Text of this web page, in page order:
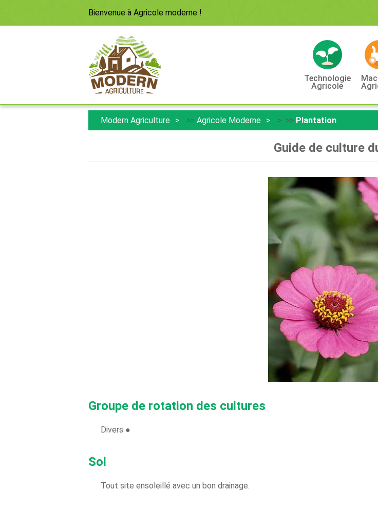
Bienvenue à Agricole moderne !
Technologie
Agricole
Modern Agriculture >> Agricole Moderne > >> Plantation
Guide de culture
Groupe de rotation des cultures
Divers ●
Sol
Tout site ensoleillé avec un bon drainage.